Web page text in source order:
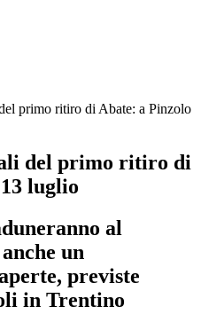
primo ritiro di Abate: a Pinzolo
del primo ritiro di
luglio
al
un
previste
in Trentino